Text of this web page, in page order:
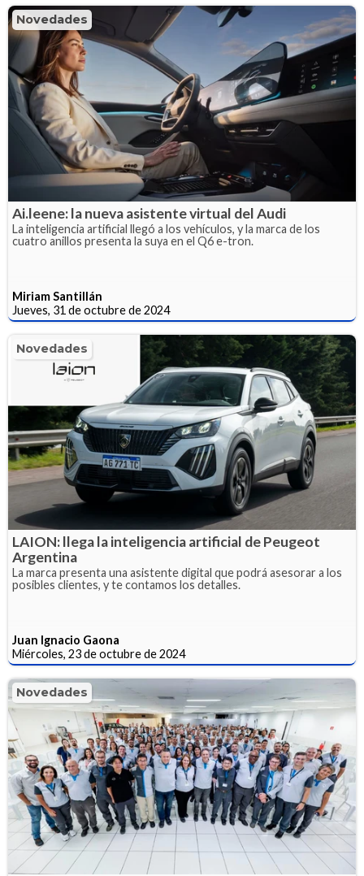
Novedades
Ai.leene: la nueva asistente virtual del Audi
La inteligencia artificial llegó a los vehículos, y la marca de los
cuatro anillos presenta la suya en el Q6 e-tron.
Miriam Santillán
Jueves, 31 de octubre de 2024
Novedades
LAION: llega la inteligencia artificial de Peugeot
Argentina
La marca presenta una asistente digital que podrá asesorar a los
posibles clientes, y te contamos los detalles.
Juan Ignacio Gaona
Miércoles, 23 de octubre de 2024
Novedades